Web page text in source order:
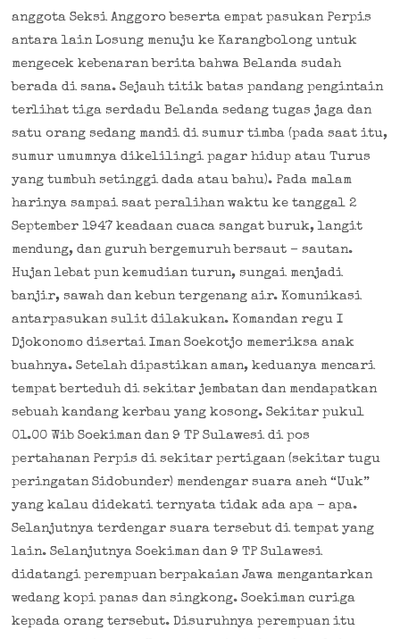
anggota Seksi Anggoro beserta empat pasukan Perpis
antara lain Losung menuju ke Karangbolong untuk
mengecek kebenaran berita bahwa Belanda sudah
berada di sana. Sejauh titik batas pandang pengintain
terlihat tiga serdadu Belanda sedang tugas jaga dan
satu orang sedang mandi di sumur timba (pada saat itu,
sumur umumnya dikelilingi pagar hidup atau Turus
yang tumbuh setinggi dada atau bahu). Pada malam
harinya sampai saat peralihan waktu ke tanggal 2
September 1947 keadaan cuaca sangat buruk, langit
mendung, dan guruh bergemuruh bersaut – sautan.
Hujan lebat pun kemudian turun, sungai menjadi
banjir, sawah dan kebun tergenang air. Komunikasi
antarpasukan sulit dilakukan. Komandan regu I
Djokonomo disertai Iman Soekotjo memeriksa anak
buahnya. Setelah dipastikan aman, keduanya mencari
tempat berteduh di sekitar jembatan dan mendapatkan
sebuah kandang kerbau yang kosong. Sekitar pukul
01.00 Wib Soekiman dan 9 TP Sulawesi di pos
pertahanan Perpis di sekitar pertigaan (sekitar tugu
peringatan Sidobunder) mendengar suara aneh “Uuk”
yang kalau didekati ternyata tidak ada apa – apa.
Selanjutnya terdengar suara tersebut di tempat yang
lain. Selanjutnya Soekiman dan 9 TP Sulawesi
didatangi perempuan berpakaian Jawa mengantarkan
wedang kopi panas dan singkong. Soekiman curiga
kepada orang tersebut. Disuruhnya perempuan itu